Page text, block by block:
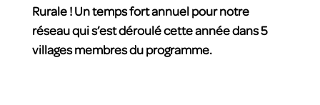
Rurale ! Un temps fort annuel pour notre
réseau qui s’est déroulé cette année dans 5
villages membres du programme.